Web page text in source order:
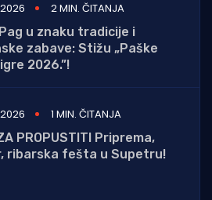
2 MIN. ČITANJA
u znaku tradicije i
zabave: Stižu „Paške
2026.”!
1 MIN. ČITANJA
PROPUSTITI Priprema,
ribarska fešta u Supetru!